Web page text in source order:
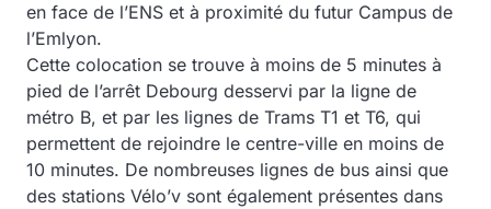
en face de l’ENS et à proximité du futur Campus de
l’Emlyon.
Cette colocation se trouve à moins de 5 minutes à
pied de l’arrêt Debourg desservi par la ligne de
métro B, et par les lignes de Trams T1 et T6, qui
permettent de rejoindre le centre-ville en moins de
10 minutes. De nombreuses lignes de bus ainsi que
des stations Vélo’v sont également présentes dans